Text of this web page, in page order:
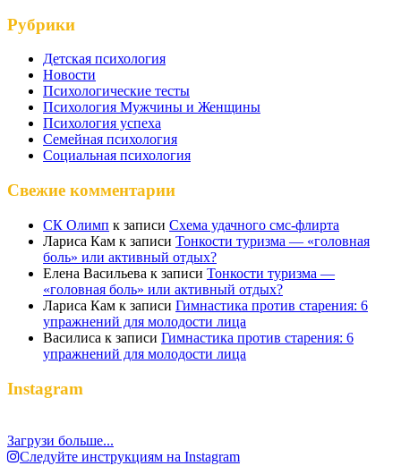
Рубрики
Детская психология
Новости
Психологические тесты
Психология Мужчины и Женщины
Психология успеха
Семейная психология
Социальная психология
Свежие комментарии
СК Олимп к записи Схема удачного смс-флирта
Лариса Кам к записи Тонкости туризма — «головная
боль» или активный отдых?
Елена Васильева к записи Тонкости туризма —
«головная боль» или активный отдых?
Лариса Кам к записи Гимнастика против старения: 6
упражнений для молодости лица
Василиса к записи Гимнастика против старения: 6
упражнений для молодости лица
Instagram
Загрузи больше...
Следуйте инструкциям на Instagram